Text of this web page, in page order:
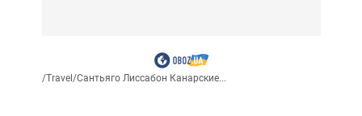
/Travel/Сантьяго Лиссабон Канарские...